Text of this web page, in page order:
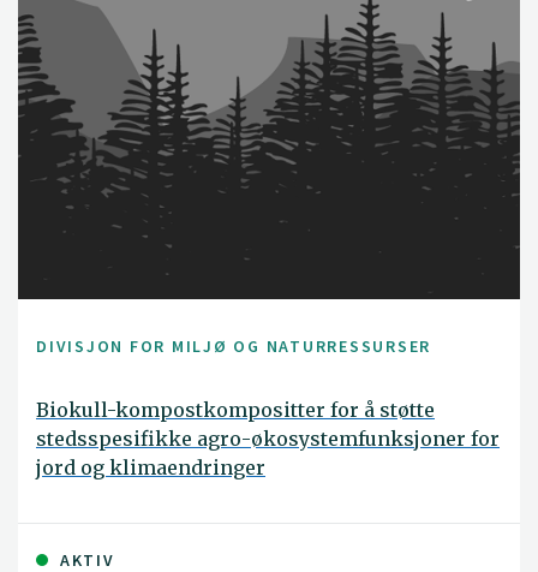
DIVISJON FOR MILJØ OG NATURRESSURSER
Biokull-kompostkompositter for å støtte
stedsspesifikke agro-økosystemfunksjoner for
jord og klimaendringer
AKTIV